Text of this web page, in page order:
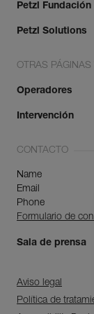
Petzl Fundación
Petzl Solutions
OTRAS
Operadores
Intervención
CONTACTO
Name
Email
Phone
Formulario de
Sala de prensa
Aviso legal
Política de